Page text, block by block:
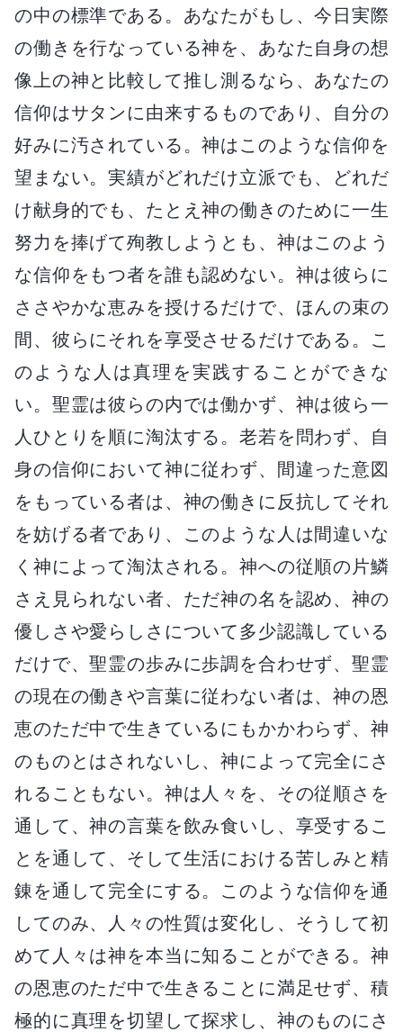
の中の標準である。あなたがもし、今日実際
の働きを行なっている神を、あなた自身の想
像上の神と比較して推し測るなら、あなたの
信仰はサタンに由来するものであり、自分の
好みに汚されている。神はこのような信仰を
望まない。実績がどれだけ立派でも、どれだ
け献身的でも、たとえ神の働きのために一生
努力を捧げて殉教しようとも、神はこのよう
な信仰をもつ者を誰も認めない。神は彼らに
ささやかな恵みを授けるだけで、ほんの束の
間、彼らにそれを享受させるだけである。こ
のような人は真理を実践することができな
い。聖霊は彼らの内では働かず、神は彼ら一
人ひとりを順に淘汰する。老若を問わず、自
身の信仰において神に従わず、間違った意図
をもっている者は、神の働きに反抗してそれ
を妨げる者であり、このような人は間違いな
く神によって淘汰される。神への従順の片鱗
さえ見られない者、ただ神の名を認め、神の
優しさや愛らしさについて多少認識している
だけで、聖霊の歩みに歩調を合わせず、聖霊
の現在の働きや言葉に従わない者は、神の恩
恵のただ中で生きているにもかかわらず、神
のものとはされないし、神によって完全にさ
れることもない。神は人々を、その従順さを
通して、神の言葉を飲み食いし、享受するこ
とを通して、そして生活における苦しみと精
錬を通して完全にする。このような信仰を通
してのみ、人々の性質は変化し、そうして初
めて人々は神を本当に知ることができる。神
の恩恵のただ中で生きることに満足せず、積
極的に真理を切望して探求し、神のものにさ